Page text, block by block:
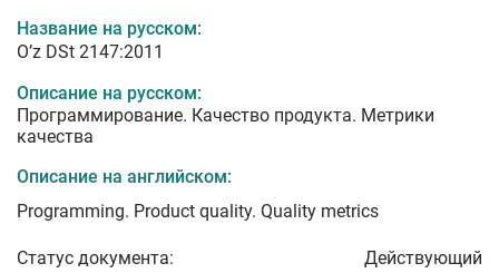
Название на русском:
O’z DSt 2147:2011
Описание на русском:
Программирование. Качество продукта. Метрики
качества
Описание на английском:
Programming. Product quality. Quality metrics
Статус документа: Действующий